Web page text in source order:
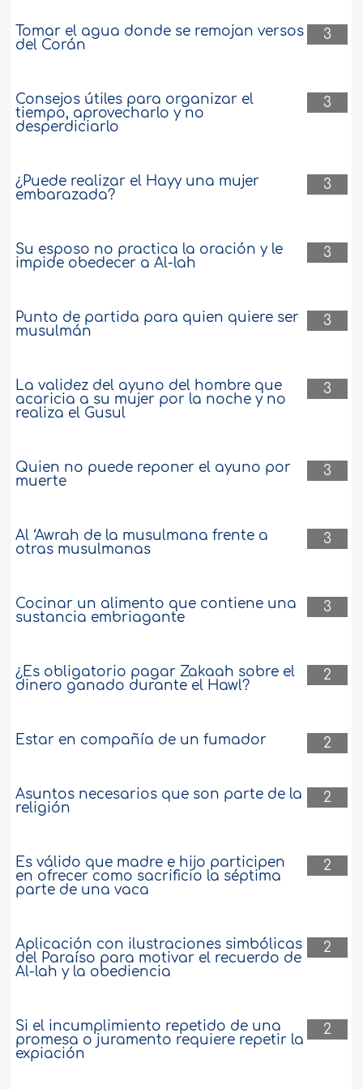
3
Tomar el agua donde se remojan versos
del Corán
3
Consejos útiles para organizar el
tiempo, aprovecharlo y no
desperdiciarlo
3
¿Puede realizar el Hayy una mujer
embarazada?
3
Su esposo no practica la oración y le
impide obedecer a Al-lah
3
Punto de partida para quien quiere ser
musulmán
3
La validez del ayuno del hombre que
acaricia a su mujer por la noche y no
realiza el Gusul
3
Quien no puede reponer el ayuno por
muerte
3
Al ‘Awrah de la musulmana frente a
otras musulmanas
3
Cocinar un alimento que contiene una
sustancia embriagante
2
¿Es obligatorio pagar Zakaah sobre el
dinero ganado durante el Hawl?
2
Estar en compañía de un fumador
2
Asuntos necesarios que son parte de la
religión
2
Es válido que madre e hijo participen
en ofrecer como sacrificio la séptima
parte de una vaca
2
Aplicación con ilustraciones simbólicas
del Paraíso para motivar el recuerdo de
Al-lah y la obediencia
2
Si el incumplimiento repetido de una
promesa o juramento requiere repetir la
expiación